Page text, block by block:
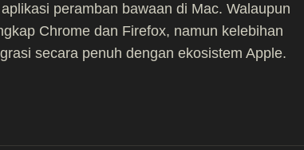
peramban bawaan di Mac. Walaupun
Chrome dan Firefox, namun kelebihan
secara penuh dengan ekosistem Apple.